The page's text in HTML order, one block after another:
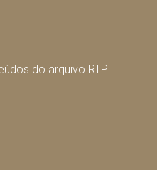
do arquivo RTP